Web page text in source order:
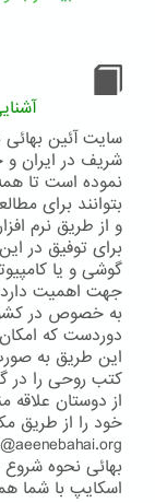
سایت آئین
شریف در ایران و
نموده است تا همه
بتوانند برای
و از طریق نرم
برای توفیق در
گوشی و یا
جهت اهمیت دارد
به خصوص در
دوردست که امکان
این طریق به
کتب روحی را در
از دوستان
خود را از طریق
بهائی نحوه
اسکایپ با شما